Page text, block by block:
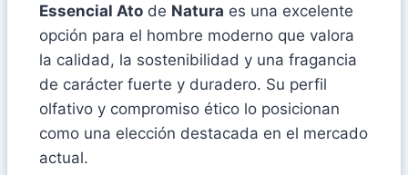
Essencial Ato de Natura es una excelente
opción para el hombre moderno que valora
la calidad, la sostenibilidad y una fragancia
de carácter fuerte y duradero. Su perfil
olfativo y compromiso ético lo posicionan
como una elección destacada en el mercado
actual.